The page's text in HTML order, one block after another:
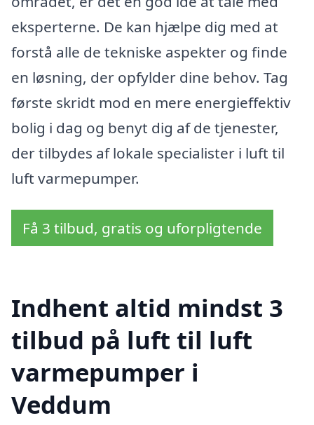
eksperterne. De kan hjælpe dig med at
forstå alle de tekniske aspekter og finde
en løsning, der opfylder dine behov. Tag
første skridt mod en mere energieffektiv
bolig i dag og benyt dig af de tjenester,
der tilbydes af lokale specialister i luft til
luft varmepumper.
Få 3 tilbud, gratis og uforpligtende
Indhent altid mindst 3
tilbud på luft til luft
varmepumper i
Veddum